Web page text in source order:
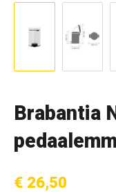
Brabantia
€ 26,50